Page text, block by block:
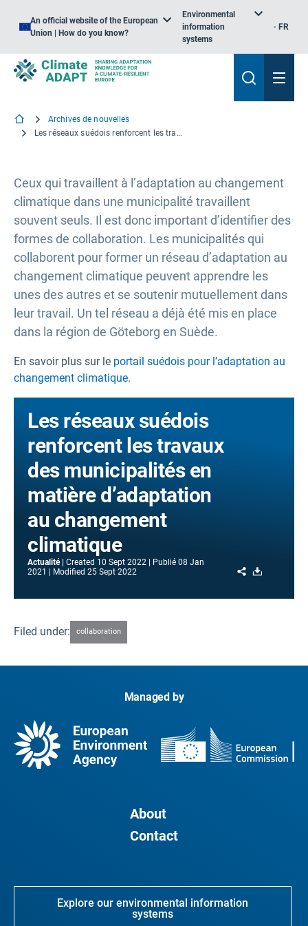
An official website of the European
Union | How do you know?
Environmental
information
systems
FR
Archives de nouvelles
Les réseaux suédois renforcent les travaux des municipalités en matière d’adaptation au changement climatique
Ceux qui travaillent à l’adaptation au changement
climatique dans une municipalité travaillent
souvent seuls. Il est donc important d’identifier des
formes de collaboration. Les municipalités qui
collaborent pour former un réseau d’adaptation au
changement climatique peuvent apprendre les
unes des autres et se soutenir mutuellement dans
leur travail. Un tel réseau a déjà été mis en place
dans la région de Göteborg en Suède.
En savoir plus sur le portail suédois pour l’adaptation au
changement climatique.
Les réseaux suédois
renforcent les travaux
des municipalités en
matière d’adaptation
au changement
climatique
Actualité Created 10 Sept 2022 Publié 08 Jan
2021
Modified 25 Sept 2022 Share
Filed under: collaboration
Managed by
About
Contact
Explore our environmental information
systems